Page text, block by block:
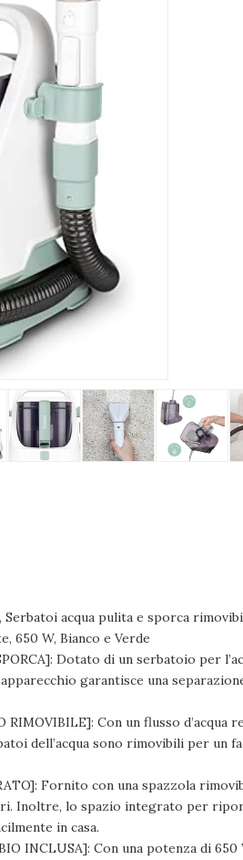
acqua pulita e sporca
W, Bianco e Verde
Dotato di un serbatoio per
garantisce una
RIMOVIBILE]: Con un flusso
dell’acqua sono rimovibili per un
Fornito con una spazzola
Inoltre, lo spazio integrato per
in casa.
INCLUSA]: Con una potenza di